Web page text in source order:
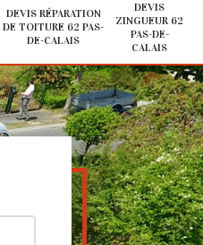
DEVIS RÉPARATION
DE TOITURE 62 PAS-
DE-CALAIS
DEVIS
ZINGUEUR 62
PAS-DE-
CALAIS